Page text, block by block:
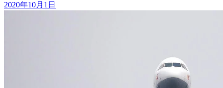
2020年10月1日